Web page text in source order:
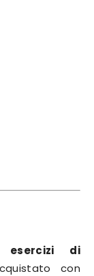
esercizi di
con